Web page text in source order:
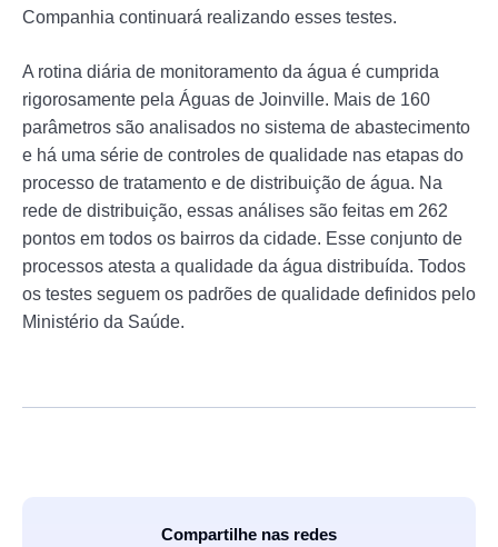
Companhia continuará realizando esses testes.
A rotina diária de monitoramento da água é cumprida
rigorosamente pela Águas de Joinville. Mais de 160
parâmetros são analisados no sistema de abastecimento
e há uma série de controles de qualidade nas etapas do
processo de tratamento e de distribuição de água. Na
rede de distribuição, essas análises são feitas em 262
pontos em todos os bairros da cidade. Esse conjunto de
processos atesta a qualidade da água distribuída. Todos
os testes seguem os padrões de qualidade definidos pelo
Ministério da Saúde.
Compartilhe nas redes